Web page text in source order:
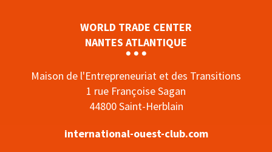
WORLD TRADE CENTER
NANTES ATLANTIQUE
Maison de l'Entrepreneuriat et des Transitions
1 rue Françoise Sagan
44800 Saint-Herblain
international-ouest-club.com